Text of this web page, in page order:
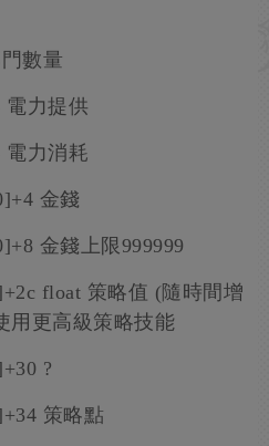
數量
電力提供
電力消耗
金錢
金錢上限999999
float 策略值 (隨時間增
用更高級策略技能
?
策略點